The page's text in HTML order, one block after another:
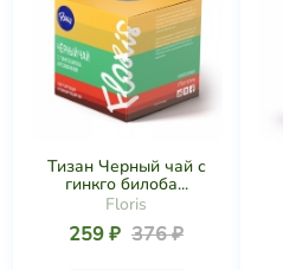
Тизан Черный чай с
гинкго билоба...
Floris
259 ₽ 376 ₽